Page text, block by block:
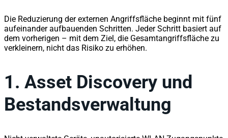
Die Reduzierung der externen Angriffsfläche beginnt mit fünf
aufeinander aufbauenden Schritten. Jeder Schritt basiert auf
dem vorherigen – mit dem Ziel, die Gesamtangriffsfläche zu
verkleinern, nicht das Risiko zu erhöhen.
1. Asset Discovery und
Bestandsverwaltung